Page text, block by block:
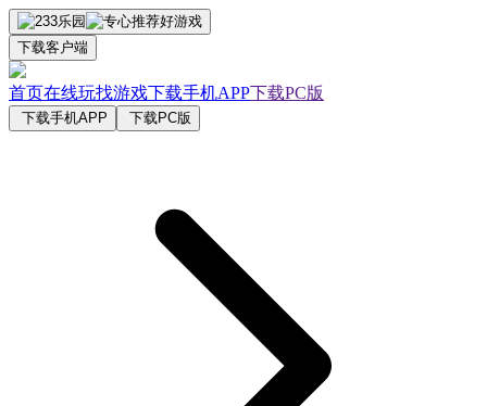
下载客户端
首页在线玩找游戏下载手机APP下载PC版
下载手机APP 下载PC版